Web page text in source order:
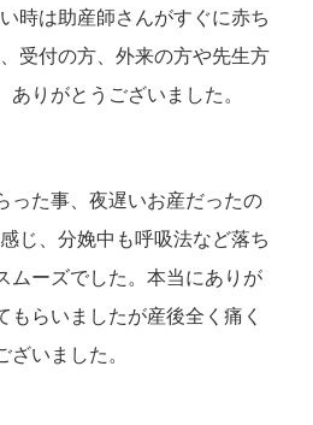
時は助産師さんがすぐに赤ち
受付の方、外来の方や先生方
りがとうございました。
った事、夜遅いお産だったの
じ、分娩中も呼吸法など落ち
ムーズでした。本当にありが
らいましたが産後全く痛く
いました。